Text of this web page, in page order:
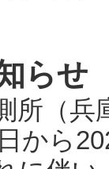
らせ
所（
から